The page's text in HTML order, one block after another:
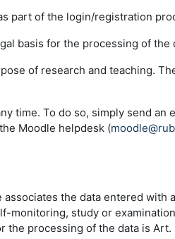
part of the login/registration
basis for the processing of the
of research and teaching.
time. To do so, simply send an
Moodle helpdesk (
the data entered with
monitoring, study or
processing of the data is Art.